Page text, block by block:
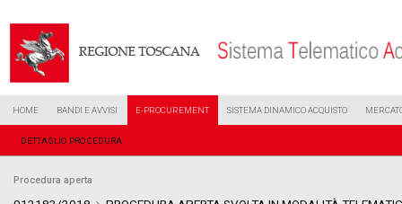
HOME BANDI E AVVISI E-PROCUREMENT SISTEMA DINAMICO ACQUISTO
DETTAGLIO PROCEDURA
Procedura aperta